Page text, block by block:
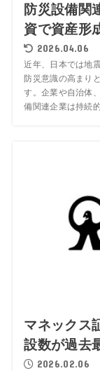
防災設備関
資で資産形
2026.04.06
近年、日本では地
防災意識の高まり
す。企業や自治体
備関連企業は持続
マネックス
設数が過去
2026.02.06